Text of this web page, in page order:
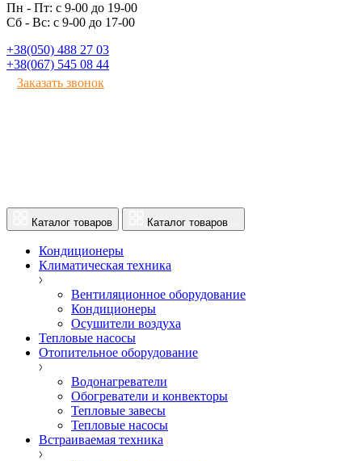
Пн - Пт: с 9-00 до 19-00
Сб - Вс: с 9-00 до 17-00
+38(050) 488 27 03
+38(067) 545 08 44
Заказать звонок
Каталог товаров Каталог товаров
Кондиционеры
Климатическая техника
Вентиляционное оборудование
Кондиционеры
Осушители воздуха
Тепловые насосы
Отопительное оборудование
Водонагреватели
Обогреватели и конвекторы
Тепловые завесы
Тепловые насосы
Встраиваемая техника